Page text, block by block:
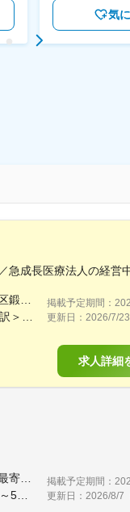
気
成長医療法人の経営
掲載予定期間：
更新日： 2026/7/23
求人詳細
掲載予定期間：
更新日： 2026/8/7